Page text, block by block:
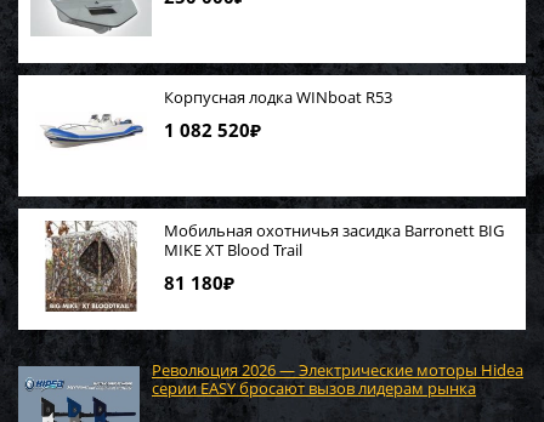
Корпусная лодка WINboat R53
1 082 520₽
Мобильная охотничья засидка Barronett BIG
MIKE XT Blood Trail
81 180₽
Революция 2026 — Электрические моторы Hidea
серии EASY бросают вызов лидерам рынка